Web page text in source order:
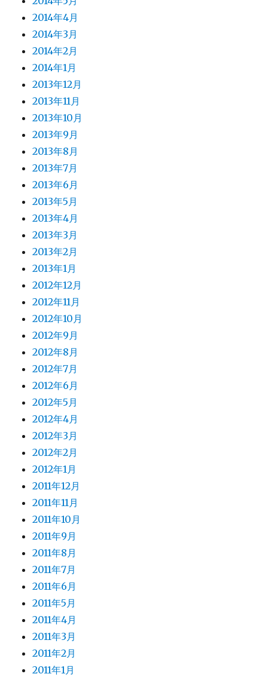
2014年4月
2014年3月
2014年2月
2014年1月
2013年12月
2013年11月
2013年10月
2013年9月
2013年8月
2013年7月
2013年6月
2013年5月
2013年4月
2013年3月
2013年2月
2013年1月
2012年12月
2012年11月
2012年10月
2012年9月
2012年8月
2012年7月
2012年6月
2012年5月
2012年4月
2012年3月
2012年2月
2012年1月
2011年12月
2011年11月
2011年10月
2011年9月
2011年8月
2011年7月
2011年6月
2011年5月
2011年4月
2011年3月
2011年2月
2011年1月